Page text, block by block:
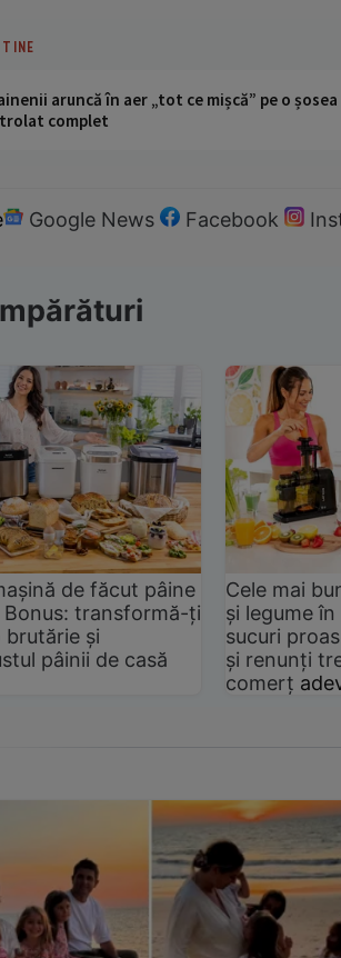
aruncă în aer „tot ce mișcă” pe o
complet
Google News Facebook
de făcut pâine
transformă-ți
și
pâinii de casă
Cele mai
și legume
sucuri
și renunți
comerț